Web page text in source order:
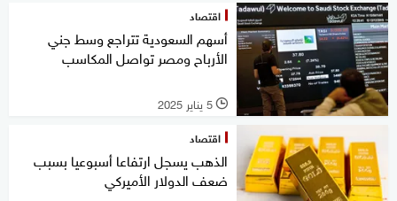
اقتصاد
أسهم السعودية تتراجع وسط جني
الأرباح ومصر تواصل المكاسب
l 5 يناير 2025
اقتصاد
الذهب يسجل ارتفاعا أسبوعيا بسبب
ضعف الدولار الأميركي